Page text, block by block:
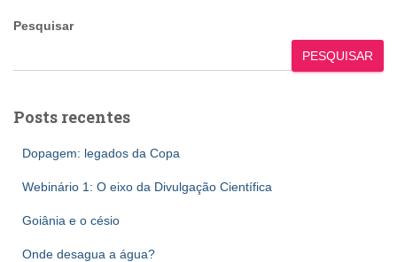
Pesquisar
PESQUISAR
Posts recentes
Dopagem: legados da Copa
Webinário 1: O eixo da Divulgação Científica
Goiânia e o césio
Onde desagua a água?